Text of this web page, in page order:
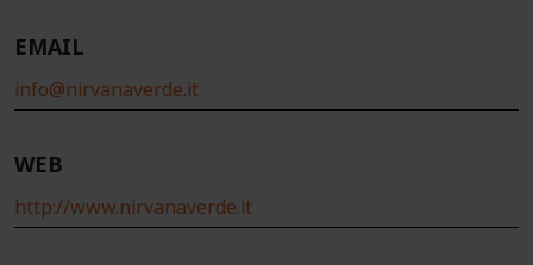
EMAIL
info@nirvanaverde.it
WEB
http://www.nirvanaverde.it